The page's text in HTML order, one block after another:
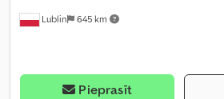
Lublin 645 km
Pieprasīt